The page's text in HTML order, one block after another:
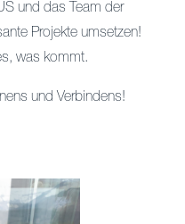
und das Team der
Projekte umsetzen!
was kommt.
und Verbindens!